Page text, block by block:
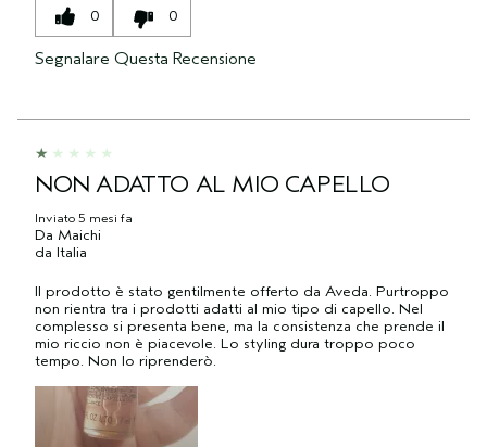
0 0
Segnalare Questa Recensione
NON ADATTO AL MIO CAPELLO
Inviato 5 mesi fa
Da Maichi
da Italia
Il prodotto è stato gentilmente offerto da Aveda. Purtroppo
non rientra tra i prodotti adatti al mio tipo di capello. Nel
complesso si presenta bene, ma la consistenza che prende il
mio riccio non è piacevole. Lo styling dura troppo poco
tempo. Non lo riprenderò.